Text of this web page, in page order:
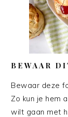
BEWAAR
Bewaar deze
Zo kun je hem
wilt gaan met